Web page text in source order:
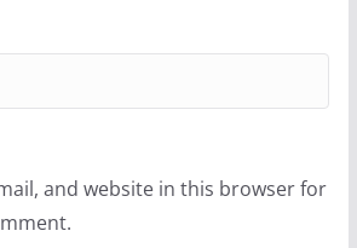
and website in this browser for